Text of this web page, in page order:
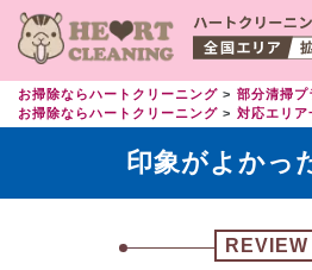
お掃除ならハートクリーニング 部分清掃プ
お掃除ならハートクリーニング
対応エリア
印象がよかっ
REVIEW